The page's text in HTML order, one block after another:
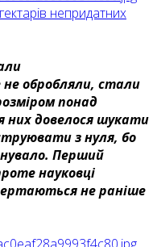
непридатних
обробляли, стали
понад
них довелося шукати
з нуля, бо
Перший
науковці
не раніше